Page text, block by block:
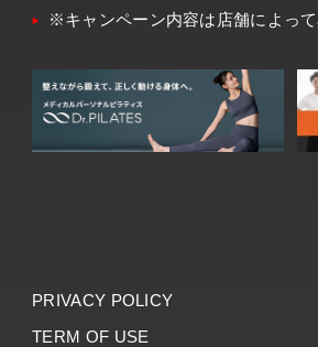
※キャンペーン内容は店舗によって
PRIVACY POLICY
TERM OF USE